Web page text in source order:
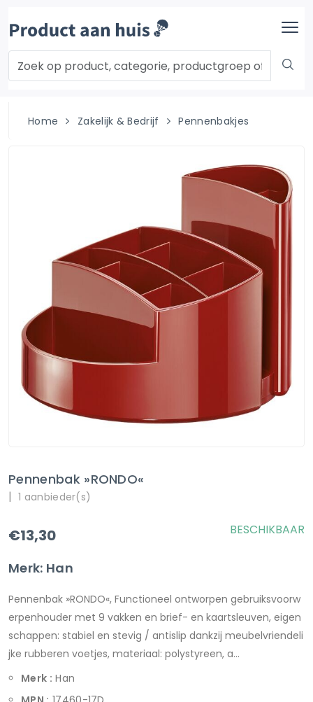
Home Zakelijk & Bedrijf Pennenbakjes
Pennenbak »RONDO«
| 1 aanbieder(s)
€13,30
Merk: Han
BESCHIKBAAR
Pennenbak »RONDO«, Functioneel ontworpen gebruiksvoorw
erpenhouder met 9 vakken en brief- en kaartsleuven, eigen
schappen: stabiel en stevig / antislip dankzij meubelvriendeli
jke rubberen voetjes, materiaal: polystyreen, a...
Merk : Han